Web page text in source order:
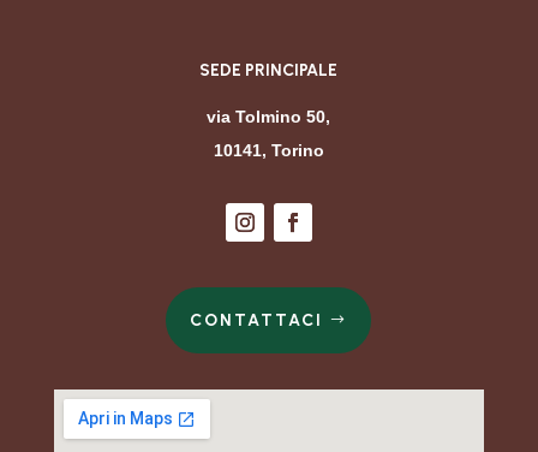
SEDE PRINCIPALE
via Tolmino 50,
10141, Torino
CONTATTACI